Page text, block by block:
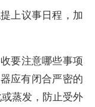
上议事日程，加
要注意哪些事项
应有闭合严密的
蒸发，防止受外